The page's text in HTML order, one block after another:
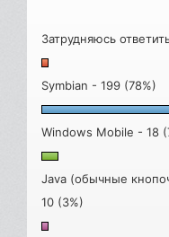
Затрудняюсь
Symbian - 199 (78%)
Windows Mobile - 18
Java (обычные
10 (3%)